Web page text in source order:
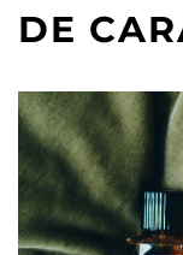
DE